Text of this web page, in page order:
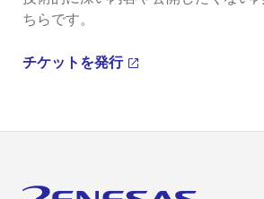
ちらです。
チケットを発行